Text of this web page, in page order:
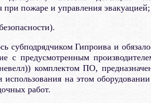
при пожаре и управления эвакуацией;
субподрядчиком Гипроива и
с предусмотренным
комплектом ПО,
использования на этом
работ.